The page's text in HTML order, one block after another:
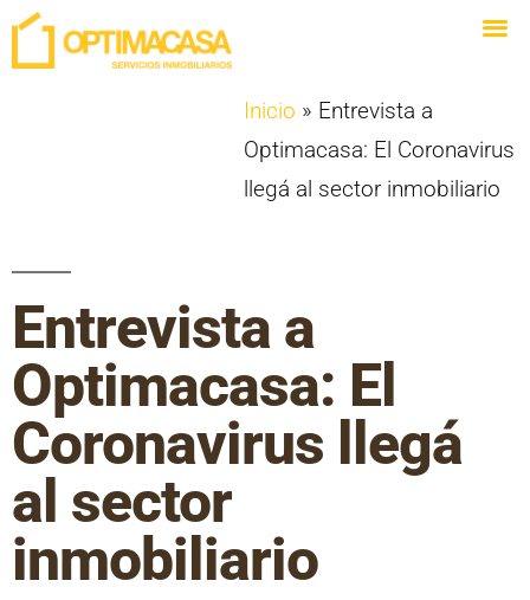
Inicio » Entrevista a
Optimacasa: El Coronavirus
llegá al sector inmobiliario
Entrevista a
Optimacasa: El
Coronavirus llegá
al sector
inmobiliario